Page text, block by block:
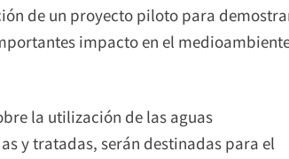
de un proyecto piloto para
impacto en el
la utilización de las aguas
y tratadas, serán destinadas para el